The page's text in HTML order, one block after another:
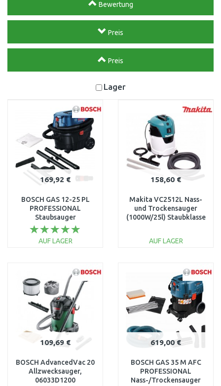
Bewertung
Preis
Preis
Lager
169,92 €
BOSCH GAS 12-25 PL
PROFESSIONAL
Staubsauger
060197C100
AUF LAGER
Vergleichen
158,60 €
Makita VC2512L Nass-
und Trockensauger
(1000W/25l) Staubklasse
AUF LAGER
Vergleichen
109,69 €
BOSCH AdvancedVac 20
Allzwecksauger,
06033D1200
619,00 €
BOSCH GAS 35 M AFC
PROFESSIONAL
Nass-/Trockensauger